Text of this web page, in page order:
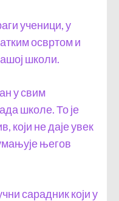
ученици, у
освртом и
школи.
у свим
школе. То је
који не даје увек
његов
сарадник који у